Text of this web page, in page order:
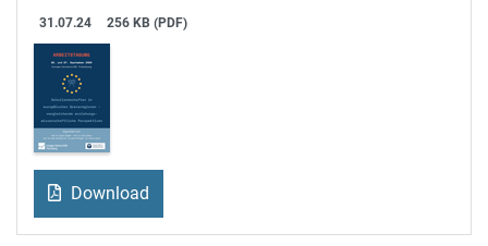
31.07.24 256 KB (PDF)
Download